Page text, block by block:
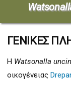
ΓΕΝΙΚΕΣ
Η Watsonalla
οικογένειας